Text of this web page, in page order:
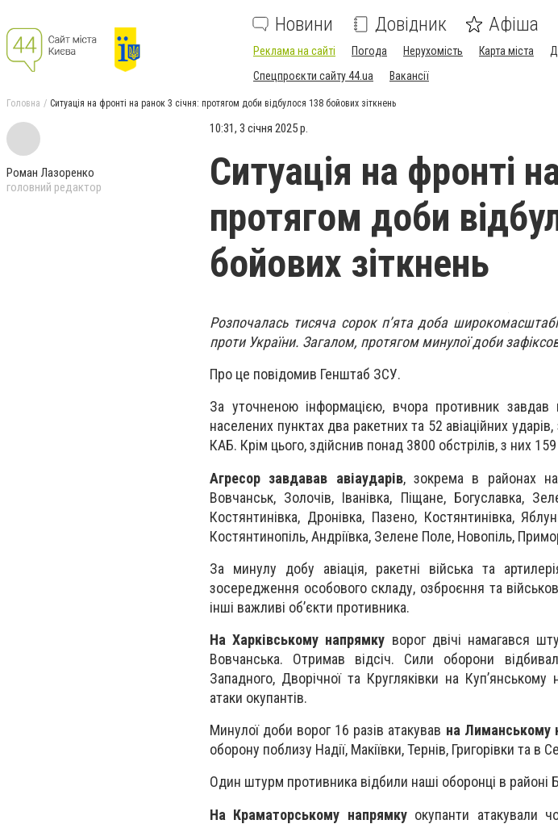
Новини Довідник Афіша
Реклама на сайті Погода Нерухомість Карта міста
Спецпроєкти сайту 44.ua
Вакансії
Головна Ситуація на фронті на ранок 3 січня: протягом доби відбулося 138 бойових зіткнень
Роман Лазоренко
головний редактор
10:31, 3 січня 2025 р.
Ситуація на фронті
протягом доби
бойових зіткнень
Розпочалась тисяча сорок п’ята доба
проти України. Загалом, протягом минулої доби
Про це повідомив Генштаб ЗСУ.
За уточненою інформацією, вчора противник завдав
населених пунктах два ракетних та 52 авіаційних
КАБ. Крім цього, здійснив понад 3800 обстрілів, з них
Агресор завдавав авіаударів, зокрема в районах
Вовчанськ, Золочів, Іванівка, Піщане, Богуславка,
Костянтинівка, Дронівка, Пазено, Костянтинівка,
Костянтинопіль, Андріївка, Зелене Поле, Новопіль,
За минулу добу авіація, ракетні війська та
зосередження особового складу, озброєння та
інші важливі об’єкти противника.
На Харківському напрямку ворог двічі намагався
Вовчанська. Отримав відсіч. Сили оборони
Западного, Дворічної та Кругляківки на
атаки окупантів.
Минулої доби ворог 16 разів атакував на Лиманському
оборону поблизу Надії, Макіївки, Тернів, Григорівки та в
Один штурм противника відбили наші оборонці в районі
На Краматорському напрямкуокупанти атакували